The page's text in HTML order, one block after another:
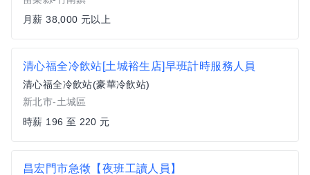
月薪 38,000 元以上
清心福全冷飲站[土城裕生店]早班計時服務人員
清心福全冷飲站(豪華冷飲站)
新北市-土城區
時薪 196 至 220 元
昌宏門市急徵【夜班工讀人員】